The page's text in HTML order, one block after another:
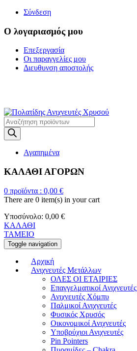
Σύνδεση
Ο λογαριασμός μου
Επεξεργασία
Οι παραγγελίες μου
Διευθυνση αποστολής
Products
search
Αγαπημένα
ΚΑΛΑΘΙ ΑΓΟΡΩΝ
0 προϊόντα : 0,00 €
There are 0 item(s) in your cart
Υποσύνολο: 0,00 €
ΚΑΛΑΘΙ
ΤΑΜΕΙΟ
Toggle navigation
Αρχική
Ανιχνευτές Μετάλλων
ΟΛΕΣ ΟΙ ΕΤΑΙΡΙΕΣ
Επαγγελματικοί Ανιχνευτές
Ανιχνευτές Χόμπυ
Παλμικοί Ανιχνευτές
Φυσικός Χρυσός
Οικονομικοί Ανιχνευτές
Υποβρύχιοι Ανιχνευτές
Pin Pointers